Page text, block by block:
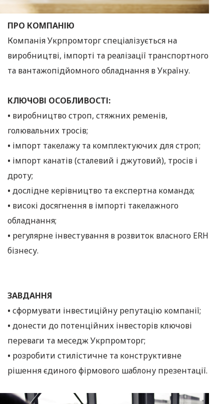
ПРО КОМПАНІЮ
Компанія Укрпромторг спеціалізується на
виробництві, імпорті та реалізації транспортного
та вантажопідйомного обладнання в Україну.
КЛЮЧОВІ ОСОБЛИВОСТІ:
• виробництво строп, стяжних ременів,
голювальних тросів;
• імпорт такелажу та комплектуючих для строп;
• імпорт канатів (сталевий і джутовий), тросів і
дроту;
• дослідне керівництво та експертна команда;
• високі досягнення в імпорті такелажного
обладнання;
• регулярне інвестування в розвиток власного ERH
бізнесу.
ЗАВДАННЯ
• сформувати інвестиційну репутацію компанії;
• донести до потенційних інвесторів ключові
переваги та меседж Укрпромторг;
• розробити стилістичне та конструктивне
рішення єдиного фірмового шаблону презентації.